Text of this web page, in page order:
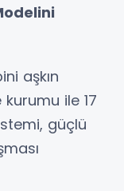
aşkın
ile 17
güçlü